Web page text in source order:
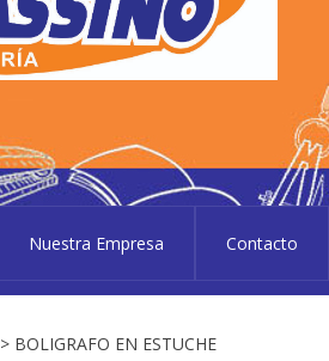
Nuestra Empresa Contacto
> BOLIGRAFO EN ESTUCHE